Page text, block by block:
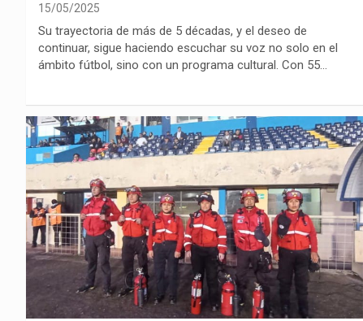
15/05/2025
Su trayectoria de más de 5 décadas, y el deseo de
continuar, sigue haciendo escuchar su voz no solo en el
ámbito fútbol, sino con un programa cultural. Con 55…